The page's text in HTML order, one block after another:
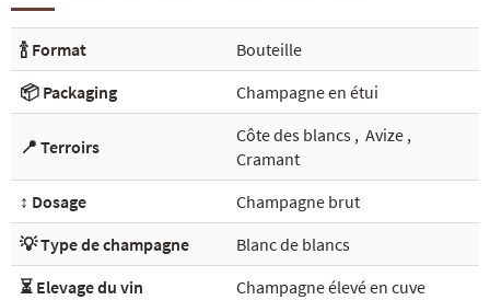
🍾 Format
Bouteille
📦 Packaging
Champagne en étui
📍 Terroirs
Côte des blancs , Avize ,
Cramant
↕️ Dosage
Champagne brut
💡 Type de champagne
Blanc de blancs
⏳ Elevage du vin
Champagne élevé en cuve